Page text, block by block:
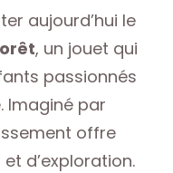
aujourd’hui le
, un jouet qui
passionnés
Imaginé par
offre
d’exploration.